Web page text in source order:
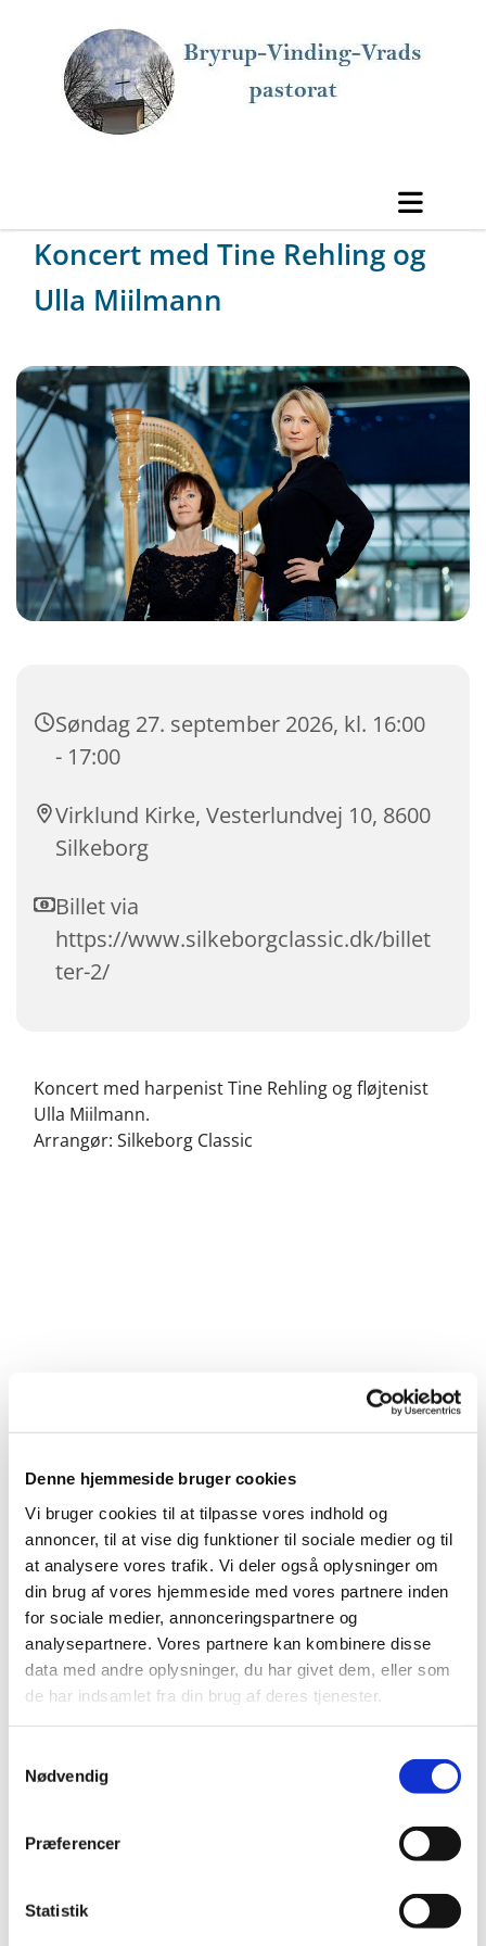
Denne hjemmeside bruger cookies
Vi bruger cookies til at tilpasse vores indhold og
annoncer, til at vise dig funktioner til sociale medier og til
at analysere vores trafik. Vi deler også oplysninger om
din brug af vores hjemmeside med vores partnere inden
for sociale medier, annonceringspartnere og
analysepartnere. Vores partnere kan kombinere disse
data med andre oplysninger, du har givet dem, eller som
de har indsamlet fra din brug af deres tjenester.
Nødvendig
Præferencer
Statistik
Koncert med Tine Rehling og
Ulla Miilmann
Søndag 27. september 2026, kl. 16:00
- 17:00
Virklund Kirke, Vesterlundvej 10, 8600
Silkeborg
Billet via
https://www.silkeborgclassic.dk/billet
ter-2/
Koncert med harpenist Tine Rehling og fløjtenist
Ulla Miilmann.
Arrangør: Silkeborg Classic
Du vil måske også kunne
lide...